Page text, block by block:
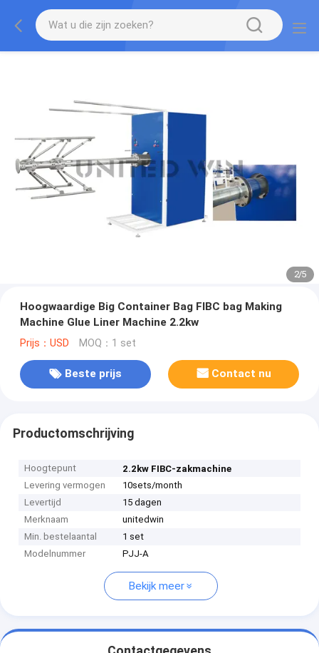
2/5
Hoogwaardige Big Container Bag FIBC bag Making
Machine Glue Liner Machine 2.2kw
Prijs：USD MOQ：1 set
Beste prijs Contact nu
Productomschrijving
Hoogtepunt
2.2kw FIBC-zakmachine
Levering vermogen
10sets/month
Levertijd
15 dagen
Merknaam
unitedwin
Min. bestelaantal
1 set
Modelnummer
PJJ-A
Bekijk meer